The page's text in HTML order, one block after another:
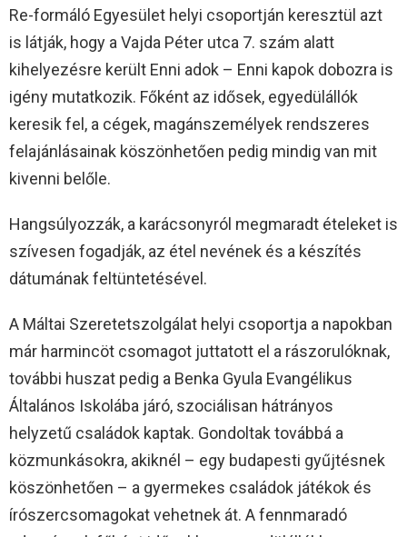
Re-formáló Egyesület helyi csoportján keresztül azt
is látják, hogy a Vajda Péter utca 7. szám alatt
kihelyezésre került Enni adok – Enni kapok dobozra is
igény mutatkozik. Főként az idősek, egyedülállók
keresik fel, a cégek, magánszemélyek rendszeres
felajánlásainak köszönhetően pedig mindig van mit
kivenni belőle.
Hangsúlyozzák, a karácsonyról megmaradt ételeket is
szívesen fogadják, az étel nevének és a készítés
dátumának feltüntetésével.
A Máltai Szeretetszolgálat helyi csoportja a napokban
már harmincöt csomagot juttatott el a rászorulóknak,
további huszat pedig a Benka Gyula Evangélikus
Általános Iskolába járó, szociálisan hátrányos
helyzetű családok kaptak. Gondoltak továbbá a
közmunkásokra, akiknél – egy budapesti gyűjtésnek
köszönhetően – a gyermekes családok játékok és
írószercsomagokat vehetnek át. A fennmaradó